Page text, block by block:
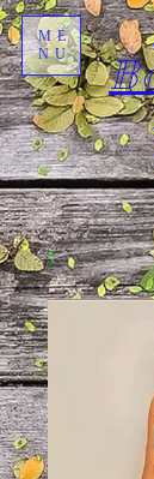
ME
NU